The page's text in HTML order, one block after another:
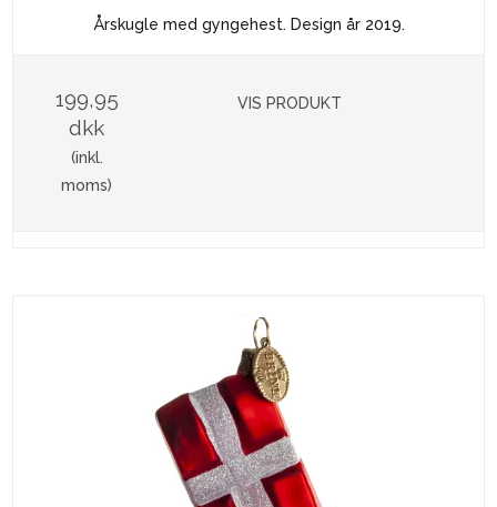
Årskugle med gyngehest. Design år 2019.
199,95
dkk
(inkl.
moms)
VIS PRODUKT